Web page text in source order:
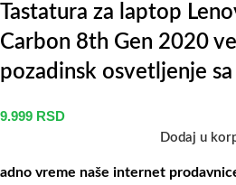
Tastatura za laptop
Carbon 8th Gen 2020
pozadinsk osvetljenje
9.999 RSD
Dodaj u
vreme naše internet